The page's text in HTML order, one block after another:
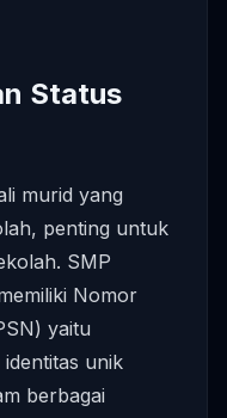
Status
murid yang
penting untuk
SMP
Nomor
yaitu
unik
berbagai